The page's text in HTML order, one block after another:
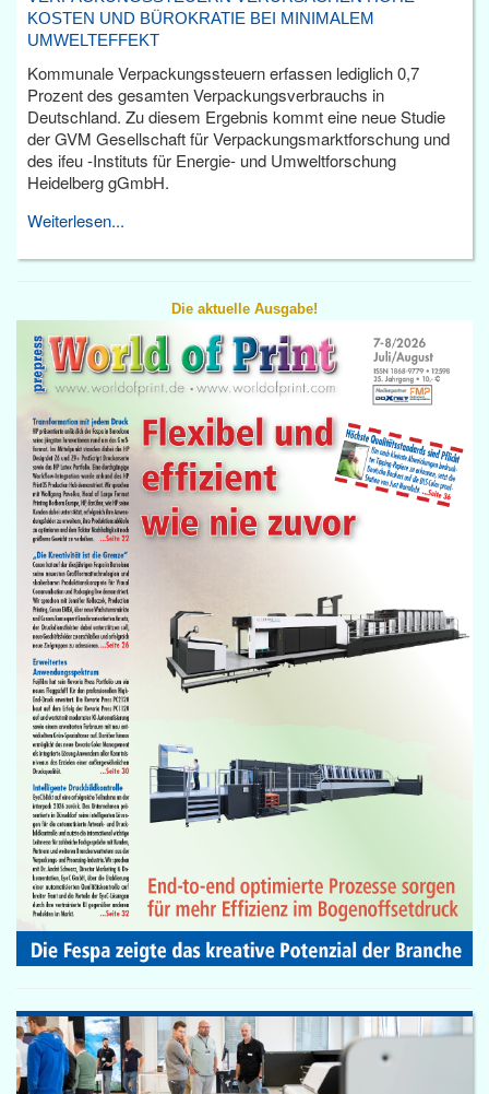
KOSTEN UND BÜROKRATIE BEI MINIMALEM
UMWELTEFFEKT
Kommunale Verpackungssteuern erfassen lediglich 0,7
Prozent des gesamten Verpackungsverbrauchs in
Deutschland. Zu diesem Ergebnis kommt eine neue Studie
der GVM Gesellschaft für Verpackungsmarktforschung und
des ifeu -Instituts für Energie- und Umweltforschung
Heidelberg gGmbH.
Weiterlesen...
Die aktuelle Ausgabe!